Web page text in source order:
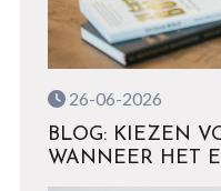
26-06-2026
BLOG: KIEZEN
WANNEER HET